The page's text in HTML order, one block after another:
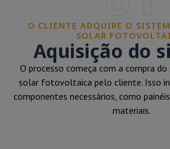
O CLIENTE ADQUIRE O
SOLAR
Aquisição do
O processo começa com a compra
solar fotovoltaica pelo cliente. Isso
componentes necessários, como
materiais.